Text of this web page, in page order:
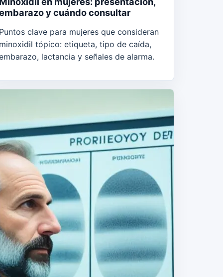
y cuándo consultar
clave para mujeres que consideran
tópico: etiqueta, tipo de caída,
lactancia y señales de alarma.